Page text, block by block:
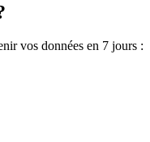
vos données en 7 jours :